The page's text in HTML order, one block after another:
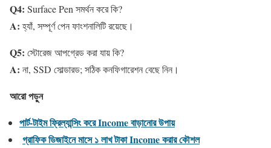
Q4: Surface Pen সমর্থন করে কি?
A:হ্যাঁ, সম্পূর্ণ পেন ফাংশনালিটি রয়েছে।
Q5: স্টোরেজ আপগ্রেড করা যায় কি?
A: না, SSD সোল্ডারড; সঠিক কনফিগারেশন বেছে নিন।
আরো পড়ুন
পার্ট-টাইম ফ্রিল্যান্সিং করে Income বাড়ানোর উপায়
গ্রাফিক ডিজাইনে মাসে ১ লাখ টাকা Income করার কৌশল